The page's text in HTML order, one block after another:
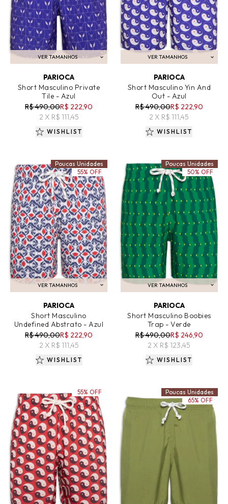
VER TAMANHOS
ADICIONAR AO CARRINHO
PARIOCA
Short Masculino Private
Tile - Azul
R$ 490,00R$ 222,90
2 X R$ 111,45
WISHLIST
VER TAMANHOS
ADICIONAR AO CARRINHO
PARIOCA
Short Masculino Yin And
Out - Azul
R$ 490,00R$ 222,90
2 X R$ 111,45
WISHLIST
VER TAMANHOS
ADICIONAR AO CARRINHO
PARIOCA
Short Masculino
Undefined Abstrato - Azul
R$ 490,00R$ 222,90
2 X R$ 111,45
Poucas Unidades
55% OFF
WISHLIST
VER TAMANHOS
ADICIONAR AO CARRINHO
PARIOCA
Short Masculino Boobies
Trap - Verde
R$ 490,00R$ 246,90
2 X R$ 123,45
Poucas Unidades
50% OFF
WISHLIST
55% OFF
Poucas Unidades
65% OFF